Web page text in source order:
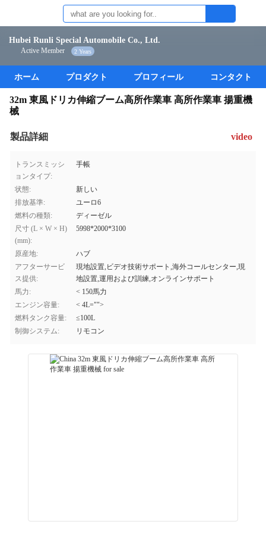
Hubei Runli Special Automobile Co., Ltd.
Active Member 2 Years
ホーム プロダクト プロフィール コンタクト
32m 東風ドリカ伸縮ブーム高所作業車 高所作業車 揚重機
械
製品詳細 video
トランスミッシ
ョンタイプ:
手帳
状態:
新しい
排放基準:
ユーロ6
燃料の種類:
ディーゼル
尺寸 (L × W × H)
(mm):
5998*2000*3100
原産地:
ハブ
アフターサービ
ス提供:
現地設置,ビデオ技術サポート,海外コールセンター,現
地設置,運用および訓練,オンラインサポート
馬力:
< 150馬力
エンジン容量:
< 4L="">
燃料タンク容量:
≤100L
制御システム:
リモコン